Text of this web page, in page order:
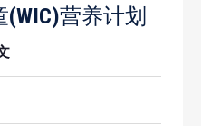
营养计划